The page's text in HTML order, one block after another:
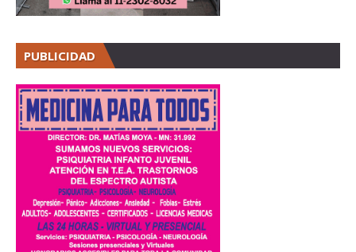
PUBLICIDAD